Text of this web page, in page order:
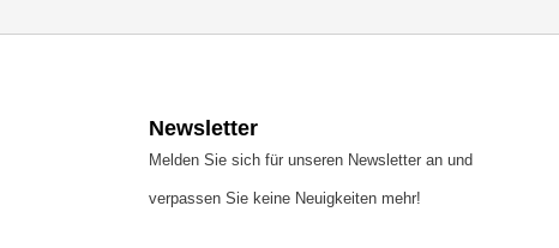
Newsletter
Melden Sie sich für unseren Newsletter an und
verpassen Sie keine Neuigkeiten mehr!